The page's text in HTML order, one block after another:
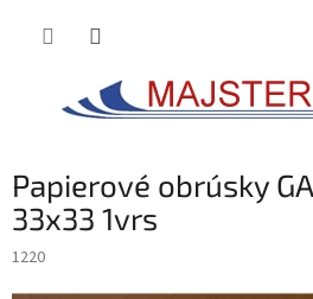
Papierové obrúsky
33x33 1vrs
1220